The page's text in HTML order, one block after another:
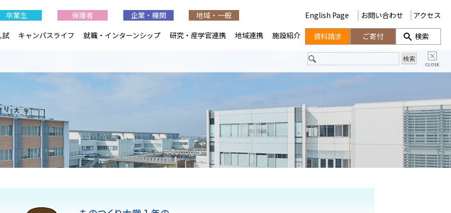
卒業生 保護者 企業・機関
地域・一般
試
キャンパスライフ 就職・インターンシップ 研究・産学官連携 地域連携 施設紹介
English Page お問い合わせ アクセス
資料請求 ご寄付 検索